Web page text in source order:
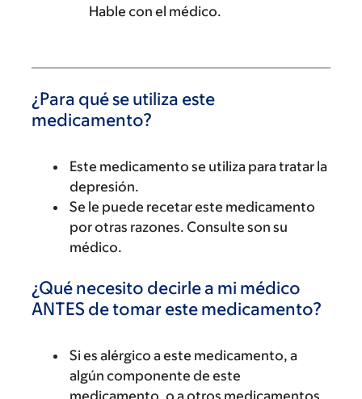
Hable con el médico.
¿Para qué se utiliza este
medicamento?
Este medicamento se utiliza para tratar la
depresión.
Se le puede recetar este medicamento
por otras razones. Consulte son su
médico.
¿Qué necesito decirle a mi médico
ANTES de tomar este medicamento?
Si es alérgico a este medicamento, a
algún componente de este
medicamento, o a otros medicamentos,